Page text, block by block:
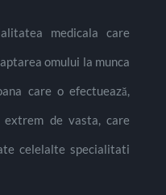
medicala care
omului la munca
care o efectuează,
de vasta, care
celelalte specialitati